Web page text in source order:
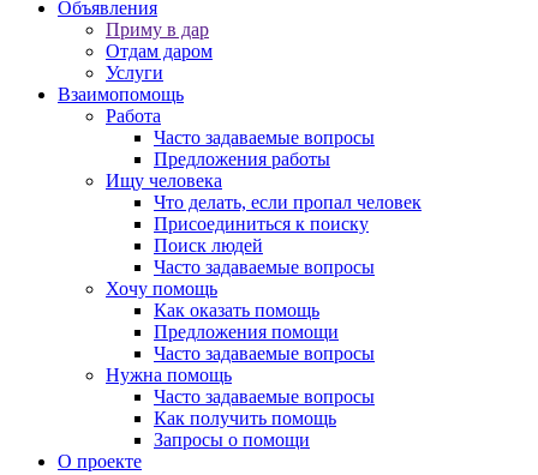
Объявления
Приму в дар
Отдам даром
Услуги
Взаимопомощь
Работа
Часто задаваемые вопросы
Предложения работы
Ищу человека
Что делать, если пропал человек
Присоединиться к поиску
Поиск людей
Часто задаваемые вопросы
Хочу помощь
Как оказать помощь
Предложения помощи
Часто задаваемые вопросы
Нужна помощь
Часто задаваемые вопросы
Как получить помощь
Запросы о помощи
О проекте